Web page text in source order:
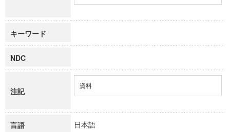
キーワード
NDC
注記
資料
言語 日本語